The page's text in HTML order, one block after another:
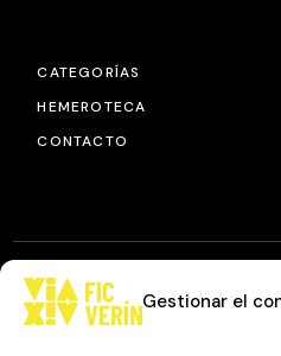
Gestionar el
CATEGORÍAS
HEMEROTECA
CONTACTO